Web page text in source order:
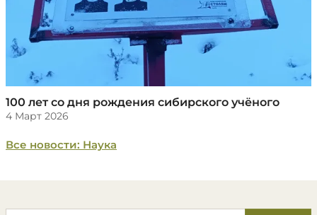
​100 лет со дня рождения сибирского учёного
4 Март 2026
Все новости: Наука